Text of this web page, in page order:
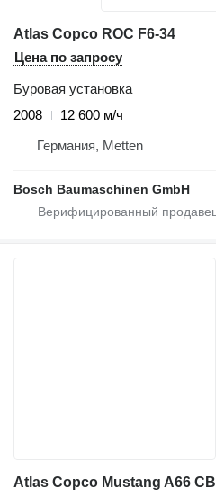
Atlas Copco ROC F6-34
Цена по запросу
Буровая установка
2008
12 600 м/ч
Германия, Metten
Bosch Baumaschinen GmbH
Atlas Copco Mustang A66